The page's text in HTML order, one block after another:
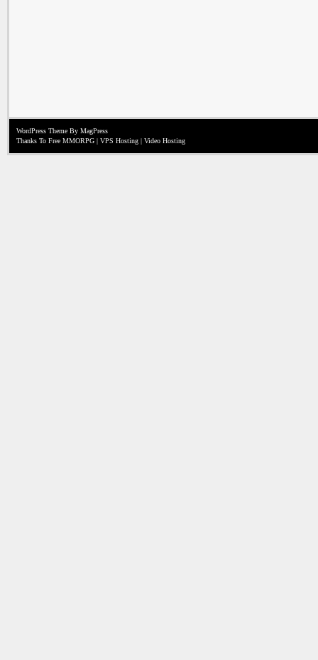
WordPress Theme By MagPress
Thanks To Free MMORPG | VPS Hosting | Video Hosting